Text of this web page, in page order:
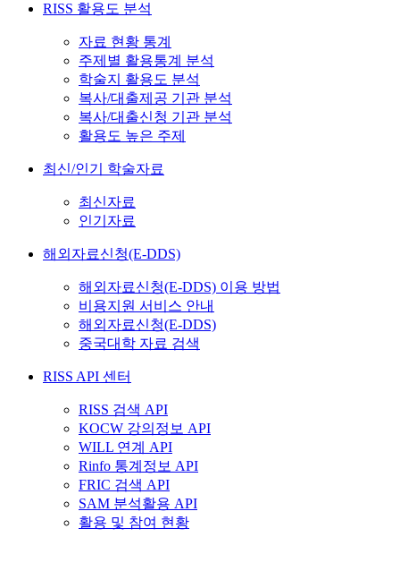
RISS 활용도 분석
자료 현황 통계
주제별 활용통계 분석
학술지 활용도 분석
복사/대출제공 기관 분석
복사/대출신청 기관 분석
활용도 높은 주제
최신/인기 학술자료
최신자료
인기자료
해외자료신청(E-DDS)
해외자료신청(E-DDS) 이용 방법
비용지원 서비스 안내
해외자료신청(E-DDS)
중국대학 자료 검색
RISS API 센터
RISS 검색 API
KOCW 강의정보 API
WILL 연계 API
Rinfo 통계정보 API
FRIC 검색 API
SAM 분석활용 API
활용 및 참여 현황